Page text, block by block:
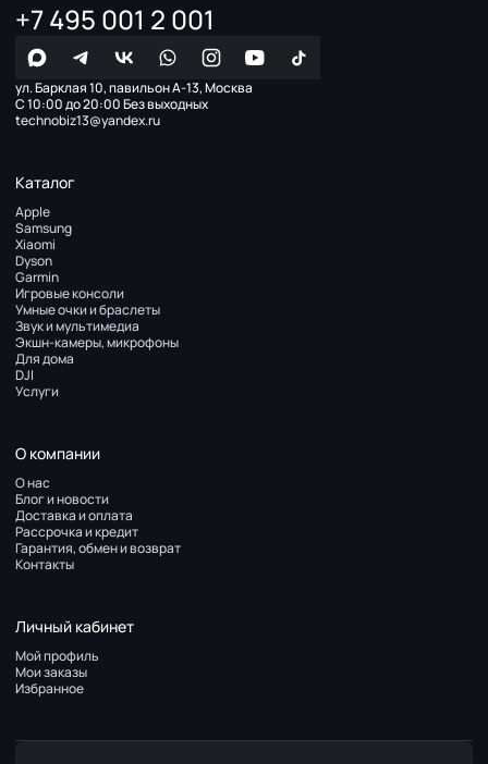
+7 495 001 2 001
ул. Барклая 10, павильон А-13, Москва
С 10:00 до 20:00 Без выходных
technobiz13@yandex.ru
Каталог
Apple
Samsung
Xiaomi
Dyson
Garmin
Игровые консоли
Умные очки и браслеты
Звук и мультимедиа
Экшн-камеры, микрофоны
Для дома
DJI
Услуги
О компании
О нас
Блог и новости
Доставка и оплата
Рассрочка и кредит
Гарантия, обмен и возврат
Контакты
Личный кабинет
Мой профиль
Мои заказы
Избранное